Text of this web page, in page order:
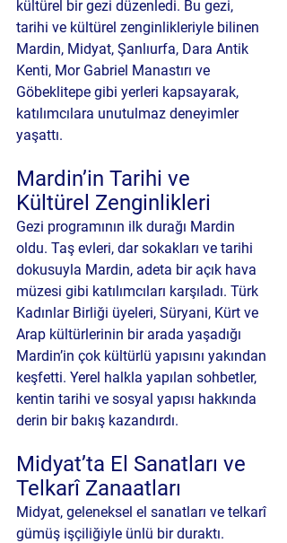
kültürel bir gezi düzenledi. Bu gezi,
tarihi ve kültürel zenginlikleriyle bilinen
Mardin, Midyat, Şanlıurfa, Dara Antik
Kenti, Mor Gabriel Manastırı ve
Göbeklitepe gibi yerleri kapsayarak,
katılımcılara unutulmaz deneyimler
yaşattı.
Mardin’in Tarihi ve
Kültürel Zenginlikleri
Gezi programının ilk durağı Mardin
oldu. Taş evleri, dar sokakları ve tarihi
dokusuyla Mardin, adeta bir açık hava
müzesi gibi katılımcıları karşıladı. Türk
Kadınlar Birliği üyeleri, Süryani, Kürt ve
Arap kültürlerinin bir arada yaşadığı
Mardin’in çok kültürlü yapısını yakından
keşfetti. Yerel halkla yapılan sohbetler,
kentin tarihi ve sosyal yapısı hakkında
derin bir bakış kazandırdı.
Midyat’ta El Sanatları ve
Telkarî Zanaatları
Midyat, geleneksel el sanatları ve telkarî
gümüş işçiliğiyle ünlü bir duraktı.